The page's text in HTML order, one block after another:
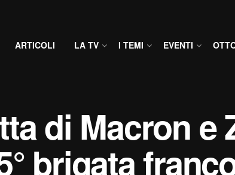
ARTICOLI LA TV I TEMI EVENTI
di Macron e
brigata